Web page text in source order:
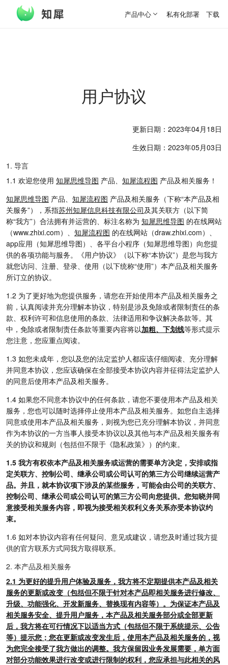
产品中心 私有化部署 下载客
用户协议
更新日期：2023年04月18日
生效日期：2023年05月03日
1. 导言
1.1 欢迎您使用 知犀思维导图 产品、 知犀流程图 产品及相关服务！
知犀思维导图 产品、 知犀流程图 产品及相关服务（下称“本产品及相
关服务”），系指苏州知犀信息科技有限公司及其关联方（以下简
称“我方”）合法拥有并运营的、标注名称为 知犀思维导图 的在线网站
（www.zhixi.com）、 知犀流程图 的在线网站（draw.zhixi.com）、
app应用（知犀思维导图）、各平台小程序（知犀思维导图）向您提
供的各项功能与服务。《用户协议》（以下称“本协议”）是您与我方
就您访问、注册、登录、使用（以下统称“使用”）本产品及相关服务
所订立的协议。
1.2 为了更好地为您提供服务，请您在开始使用本产品及相关服务之
前，认真阅读并充分理解本协议，特别是涉及免除或者限制责任的条
款、权利许可和信息使用的条款、法律适用和争议解决条款等。其
中，免除或者限制责任条款等重要内容将以加粗、下划线等形式提示
您注意，您应重点阅读。
1.3 如您未成年，您以及您的法定监护人都应该仔细阅读、充分理解
并同意本协议，您应该确保在全部接受本协议内容并征得法定监护人
的同意后使用本产品及相关服务。
1.4 如果您不同意本协议中的任何条款，请您不要使用本产品及相关
服务，您也可以随时选择停止使用本产品及相关服务。如您自主选择
同意或使用本产品及相关服务，则视为您已充分理解本协议，并同意
作为本协议的一方当事人接受本协议以及其他与本产品及相关服务有
关的协议和规则（包括但不限于《隐私政策》）的约束。
1.5 我方有权依本产品及相关服务或运营的需要单方决定，安排或指
定关联方、控制公司、继承公司或公司认可的第三方公司继续运营产
品。并且，就本协议项下涉及的某些服务，可能会由公司的关联方、
控制公司、继承公司或公司认可的第三方公司向您提供。您知晓并同
意接受相关服务内容，即视为接受相关权利义务关系亦受本协议约
束。
1.6 如对本协议内容有任何疑问、意见或建议，请您及时通过我方提
供的官方联系方式同我方取得联系。
2. 本产品及相关服务
2.1 为更好的提升用户体验及服务，我方将不定期提供本产品及相关
服务的更新或改变（包括但不限于针对本产品即相关服务进行修改、
升级、功能强化、开发新服务、替换现有内容等）。为保证本产品及
相关服务安全、提升用户服务，本产品及相关服务部分或全部更新
后，我方将在可行情况下以适当方式（包括但不限于系统提示、公告
等）提示您；您在更新或改变发生后，使用本产品及相关服务的，视
为您完全接受了我方做出的调整。我方保留因业务发展需要，单方面
对部分功能效果进行改变或进行限制的权利，您应承担与此相关的风